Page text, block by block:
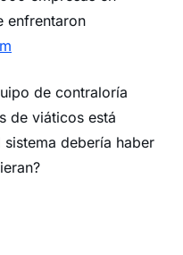
enfrentaron
de contraloría
de viáticos está
debería haber